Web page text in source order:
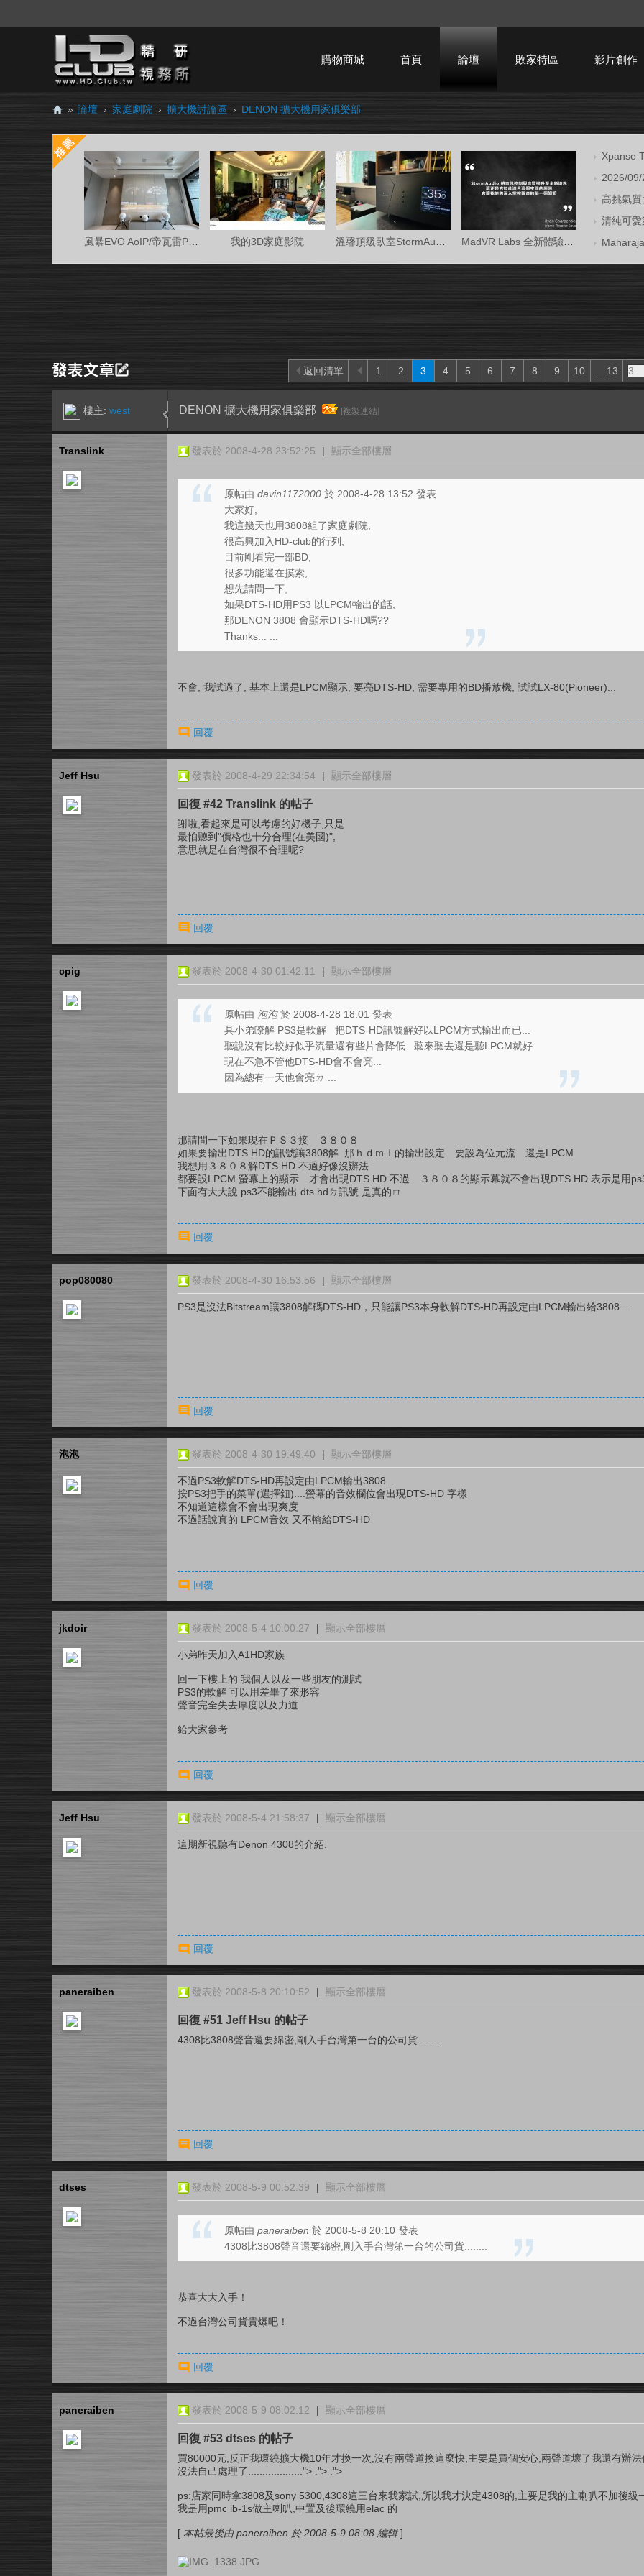
購物商城 首頁 論壇 敗家特區 影片創作
D.
Cl
» 論壇 › 家庭劇院 › 擴大機討論區 › DENON 擴大機用家俱樂部
我的3D家庭影院
Xpanse
2026/
高挑氣
清純可
1 2 3 4 5 6 7 8 9 10 ... 13
返回清單
樓主: west DENON 擴大機用家俱樂部 [複製連結]
Translink 發表於 2008-4-28 23:52:25 | 顯示全部樓層
原帖由 davin1172000 於 2008-4-28 13:52 發表
大家好,
我這幾天也用3808組了家庭劇院,
很高興加入HD-club的行列,
目前剛看完一部BD,
很多功能還在摸索,
想先請問一下,
如果DTS-HD用PS3 以LPCM輸出的話,
那DENON 3808 會顯示DTS-HD嗎??
Thanks... ...
不會, 我試過了, 基本上還是LPCM顯示, 要亮DTS-HD, 需要專用的BD播放機, 試試LX-80(Pioneer)...
回覆
Jeff Hsu 發表於 2008-4-29 22:34:54 | 顯示全部樓層
回復 #42 Translink 的帖子
謝啦,看起來是可以考慮的好機子,只是
最怕聽到"價格也十分合理(在美國)",
意思就是在台灣很不合理呢?
回覆
cpig 發表於 2008-4-30 01:42:11 | 顯示全部樓層
原帖由 泡泡於 2008-4-28 18:01 發表
具小弟瞭解 PS3是軟解 把DTS-HD訊號解好以LPCM方式輸出而已...
聽說沒有比較好似乎流量還有些片會降低...聽來聽去還是聽LPCM就好
現在不急不管他DTS-HD會不會亮...
因為總有一天他會亮ㄉ
那請問一下如果現在ＰＳ３接 ３８０８
如果要輸出DTS HD的訊號讓3808解 那ｈｄｍｉ的輸出設定 要設為位元流 還是LPCM
我想用３８０８解DTS HD 不過好像沒辦法
都要設LPCM 螢幕上的顯示 才會出現DTS HD 不過 ３８０８的顯示幕就不會出現DTS HD 表示是用
下面有大大說 ps3不能輸出 dts hdㄉ訊號 是真的ㄇ
回覆
pop080080 發表於 2008-4-30 16:53:56 | 顯示全部樓層
PS3是沒法Bitstream讓3808解碼DTS-HD，只能讓PS3本身軟解DTS-HD再設定由LPCM輸出給3808...
回覆
泡泡 發表於 2008-4-30 19:49:40 | 顯示全部樓層
不過PS3軟解DTS-HD再設定由LPCM輸出3808...
按PS3把手的菜單(選擇鈕)....螢幕的音效欄位會出現DTS-HD 字樣
不知道這樣會不會出現爽度
不過話說真的 LPCM音效 又不輸給DTS-HD
回覆
jkdoir 發表於 2008-5-4 10:00:27 | 顯示全部樓層
小弟昨天加入A1HD家族
回一下樓上的 我個人以及一些朋友的測試
PS3的軟解 可以用差畢了來形容
聲音完全失去厚度以及力道
給大家參考
回覆
Jeff Hsu 發表於 2008-5-4 21:58:37 | 顯示全部樓層
這期新視聽有Denon 4308的介紹.
回覆
paneraiben 發表於 2008-5-8 20:10:52 | 顯示全部樓層
回復 #51 Jeff Hsu 的帖子
4308比3808聲音還要綿密,剛入手台灣第一台的公司貨........
回覆
dtses 發表於 2008-5-9 00:52:39 | 顯示全部樓層
原帖由 paneraiben 於 2008-5-8 20:10 發表
4308比3808聲音還要綿密,剛入手台灣第一台的公司貨........
恭喜大大入手！
不過台灣公司貨貴爆吧！
回覆
paneraiben 發表於 2008-5-9 08:02:12 | 顯示全部樓層
回復 #53 dtses 的帖子
買80000元,反正我環繞擴大機10年才換一次,沒有兩聲道換這麼快,主要是買個安心,兩聲道壞了我還有辦
沒法自己處理了..................:"> :"> :">
ps:店家同時拿3808及sony 5300,4308這三台來我家試,所以我才決定4308的,主要是我的主喇叭不加後級
我是用pmc ib-1s做主喇叭,中置及後環繞用elac 的
[ 本帖最後由 paneraiben 於 2008-5-9 08:08 編輯]